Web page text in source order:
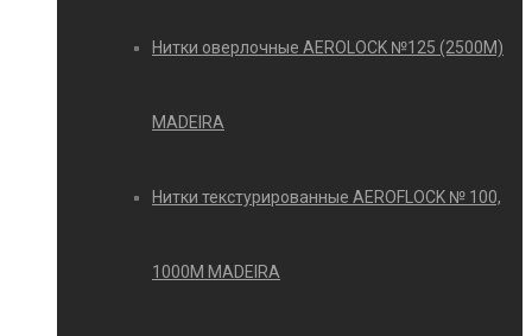
Нитки оверлочные AEROLOCK №125 (2500М)
MADEIRA
Нитки текстурированные AEROFLOCK № 100,
1000М MADEIRA